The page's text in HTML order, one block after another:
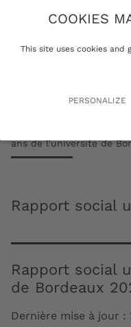
COOKIES
This site uses cookies and
PERSONALIZE
ans de l'université de
Rapport social
Rapport social
de Bordeaux
Dernière mise à jour :